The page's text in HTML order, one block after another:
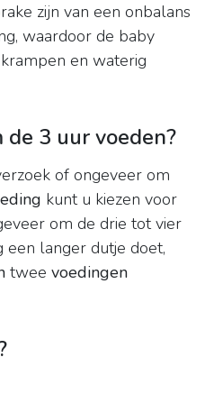
zijn van een onbalans
waardoor de baby
en waterig
3 uur voeden?
of ongeveer om
kunt u kiezen voor
om de drie tot vier
een langer dutje doet,
twee voedingen